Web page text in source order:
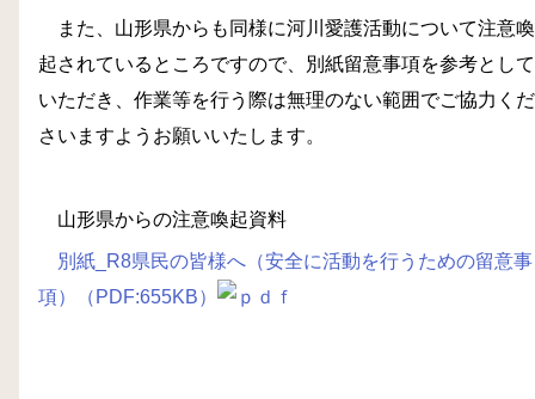
また、山形県からも同様に河川愛護活動について注意喚
起されているところですので、別紙留意事項を参考として
いただき、作業等を行う際は無理のない範囲でご協力くだ
さいますようお願いいたします。
山形県からの注意喚起資料
別紙_R8県民の皆様へ（安全に活動を行うための留意事
項）（PDF:655KB）